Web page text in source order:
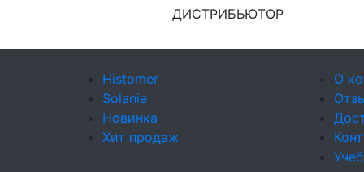
ДИСТРИБЬЮТОР
Histomer
Solanie
Новинка
Хит продаж
О